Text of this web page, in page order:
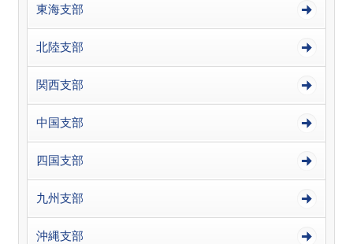
東海支部
北陸支部
関西支部
中国支部
四国支部
九州支部
沖縄支部